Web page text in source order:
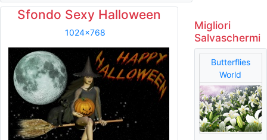
Sfondo Sexy Halloween
1024x768
Migliori
Salvaschermi
Butterflies
World